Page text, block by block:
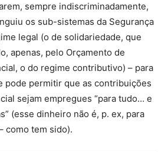
sempre indiscriminadamente,
os sub-sistemas da Segurança
legal (o de solidariedade, que
apenas, pelo Orçamento de
o do regime contributivo) – para
pode permitir que as contribuições
sejam empregues “para tudo… e
(esse dinheiro não é, p. ex, para
como tem sido).